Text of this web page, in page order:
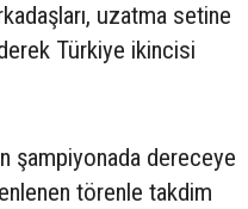
uzatma setine
Türkiye ikincisi
şampiyonada dereceye
törenle takdim